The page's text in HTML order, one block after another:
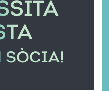
SÒCIA!